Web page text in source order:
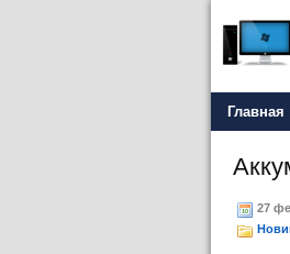
Главная
27